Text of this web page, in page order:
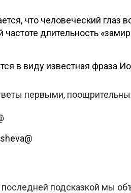
что человеческий глаз
частоте длительность
в виду известная фраза
первыми,
последней подсказкой мы